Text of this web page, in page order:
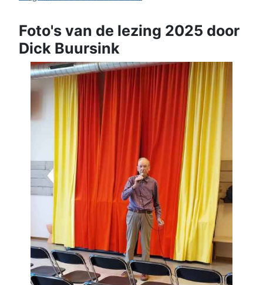
Foto's van de lezing 2025 door
Dick Buursink